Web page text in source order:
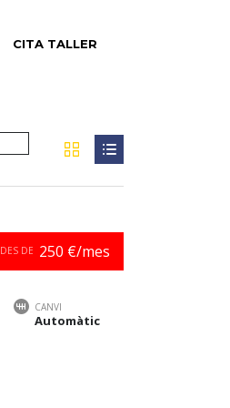
CITA TALLER
DES DE 250 €/mes
CANVI
Automàtic